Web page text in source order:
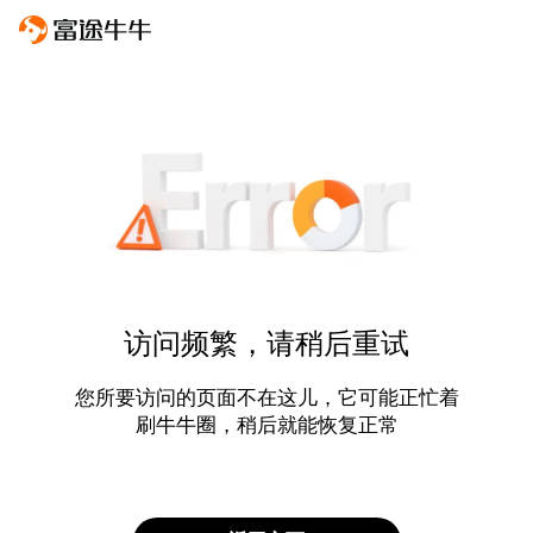
访问频繁，请稍后重试
您所要访问的页面不在这儿，它可能正忙着
刷牛牛圈，稍后就能恢复正常